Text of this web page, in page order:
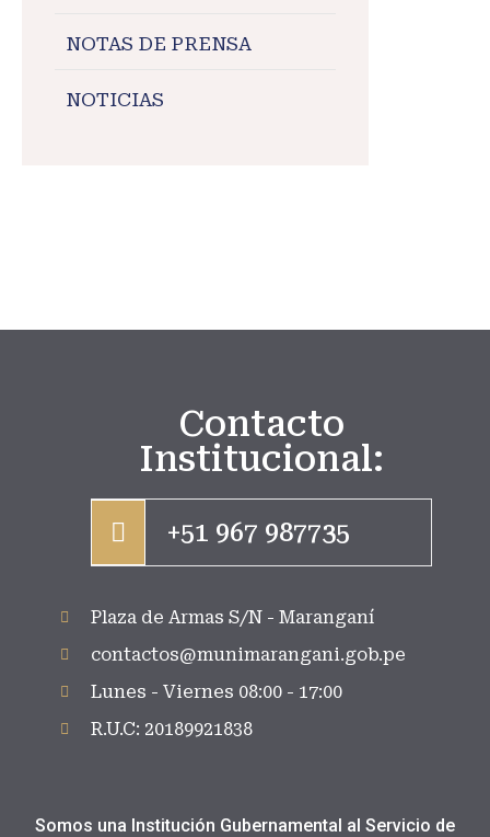
NOTAS DE PRENSA
NOTICIAS
Contacto
Institucional:
+51 967 987735
Plaza de Armas S/N - Maranganí
contactos@munimarangani.gob.pe
Lunes - Viernes 08:00 - 17:00
R.U.C: 20189921838
Somos una Institución Gubernamental al Servicio de